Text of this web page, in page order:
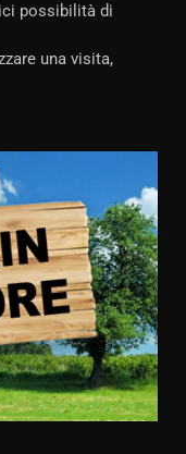
possibilità di
una visita,